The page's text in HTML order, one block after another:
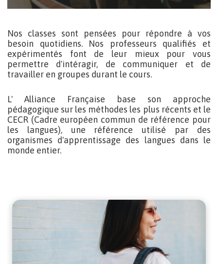
Nos classes sont pensées pour répondre à vos
besoin quotidiens. Nos professeurs qualifiés et
expérimentés font de leur mieux pour vous
permettre d'intéragir, de communiquer et de
travailler en groupes durant le cours.
L' Alliance Française base son approche
pédagogique sur les méthodes les plus récents et le
CECR (Cadre européen commun de référence pour
les langues), une référence utilisé par des
organismes d'apprentissage des langues dans le
monde entier.